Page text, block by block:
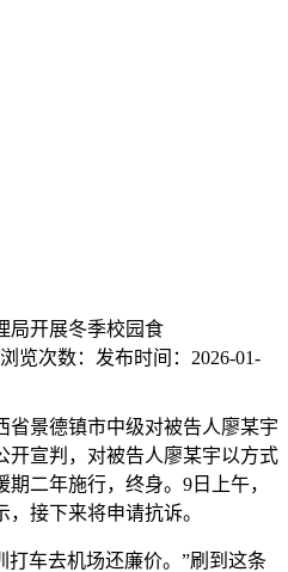
局开展冬季校园食
浏览次数： 发布时间： 2026-01-
景德镇市中级对被告人廖某宇
开宣判，对被告人廖某宇以方式
二年施行，终身。9日上午，
接下来将申请抗诉。
车去机场还廉价。”刷到这条